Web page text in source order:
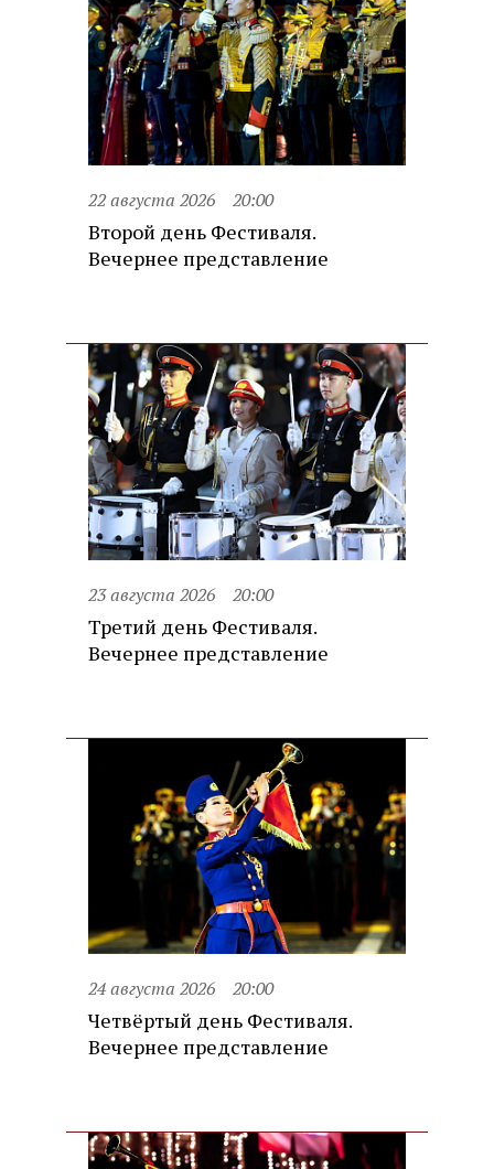
22 августа 2026 20:00
Второй день Фестиваля.
Вечернее представление
23 августа 2026 20:00
Третий день Фестиваля.
Вечернее представление
24 августа 2026 20:00
Четвёртый день Фестиваля.
Вечернее представление